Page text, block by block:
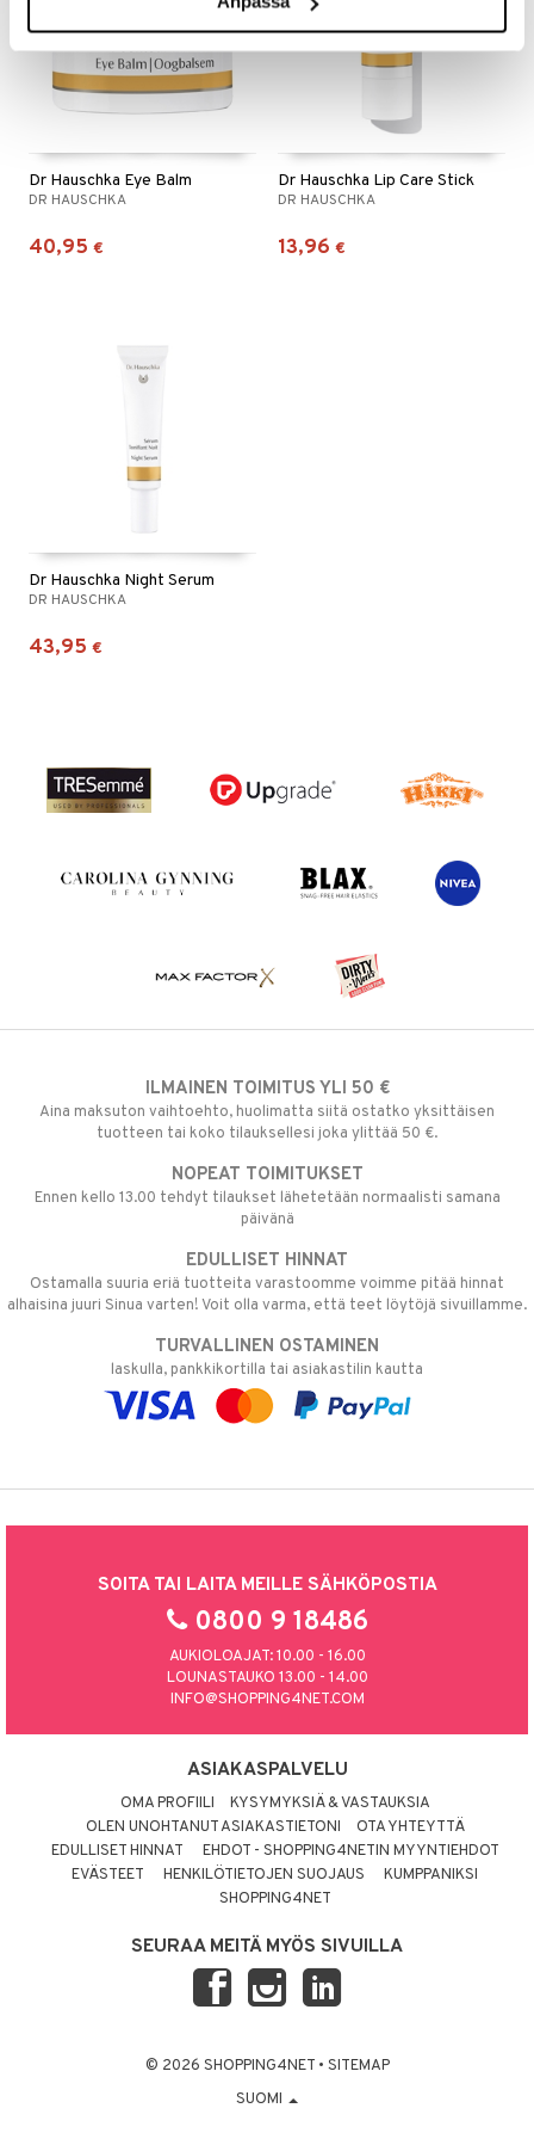
Dr Hauschka Eye Balm
DR HAUSCHKA
40,95 €
Dr Hauschka Lip Care Stick
DR HAUSCHKA
13,96 €
Dr Hauschka Night Serum
DR HAUSCHKA
43,95 €
ILMAINEN TOIMITUS YLI 50 €
Aina maksuton vaihtoehto, huolimatta siitä ostatko yksittäisen
tuotteen tai koko tilauksellesi joka ylittää 50 €.
NOPEAT TOIMITUKSET
Ennen kello 13.00 tehdyt tilaukset lähetetään normaalisti samana
päivänä
EDULLISET HINNAT
Ostamalla suuria eriä tuotteita varastoomme voimme pitää hinnat
alhaisina juuri Sinua varten! Voit olla varma, että teet löytöjä sivuillamme.
TURVALLINEN OSTAMINEN
laskulla, pankkikortilla tai asiakastilin kautta
SOITA TAI LAITA MEILLE SÄHKÖPOSTIA
0800 9 18486
AUKIOLOAJAT: 10.00 - 16.00
LOUNASTAUKO 13.00 - 14.00
INFO@SHOPPING4NET.COM
ASIAKASPALVELU
OMA PROFIILI
KYSYMYKSIÄ & VASTAUKSIA
OLEN UNOHTANUT ASIAKASTIETONI
OTA YHTEYTTÄ
EDULLISET HINNAT
EHDOT - SHOPPING4NETIN MYYNTIEHDOT
EVÄSTEET
HENKILÖTIETOJEN SUOJAUS
KUMPPANIKSI
SHOPPING4NET
SEURAA MEITÄ MYÖS SIVUILLA
© 2026 SHOPPING4NET • SITEMAP
SUOMI